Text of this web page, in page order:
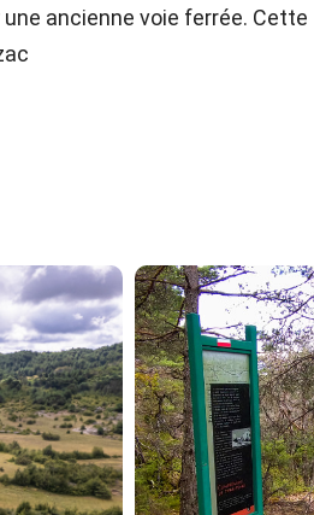
ancienne voie ferrée. Cette